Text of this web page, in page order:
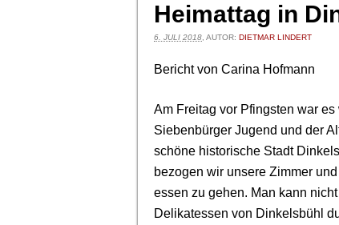
Heimattag in
6. JULI 2018 , AUTOR: DIETMAR LINDERT
Bericht von Carina Hofmann
Am Freitag vor Pfingsten war
Siebenbürger Jugend und der
schöne historische Stadt
bezogen wir unsere Zimmer
essen zu gehen. Man kann
Delikatessen von Dinkelsbühl